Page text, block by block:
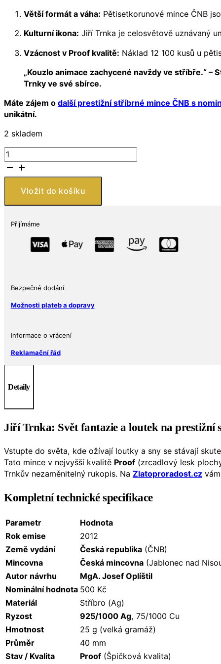
Větší formát a váha: Pětisetkorunové mince ČNB
Kulturní ikona: Jiří Trnka je celosvětově uznávaný
Vzácnost v Proof kvalitě: Náklad 12 100 kusů u
„Kouzlo animace zachycené navždy ve stříbře.“
Trnky ve své sbírce.
Máte zájem o další prestižní stříbrné mince ČNB s
unikátní.
2 skladem
ČNB
–
500
mince
2012
narození
Proof
925
Oplíštil
Vložit do košíku
Přijímáme
Bezpečné dodání
Možnosti plateb a dopravy
Informace o vrácení
Reklamační řád
Detaily
Jiří Trnka: Svět fantazie a loutek na prestižní
Vstupte do světa, kde ožívají loutky a sny se stávají
Tato mince v nejvyšší kvalitě Proof (zrcadlový lesk
Trnkův nezaměnitelný rukopis. Na Zlatoproradost.cz
Kompletní technické specifikace
Parametr
Hodnota
Rok emise
2012
Země vydání
Česká republika (ČNB)
Mincovna
Česká mincovna (Jablonec nad
Autor návrhu
MgA. Josef Oplíštil
Nominální hodnota 500 Kč
Materiál
Stříbro (Ag)
Ryzost
925/1000 Ag, 75/1000 Cu
Hmotnost
25 g (velká gramáž)
Průměr
40 mm
Stav / Kvalita
Proof (Špičková kvalita)